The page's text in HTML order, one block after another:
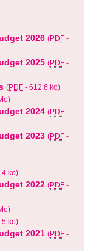
2026 (PDF -
2025 (PDF -
(PDF - 612.6 ko)
)
2024 (PDF -
2023 (PDF -
ko)
2022 (PDF -
)
ko)
2021 (PDF -